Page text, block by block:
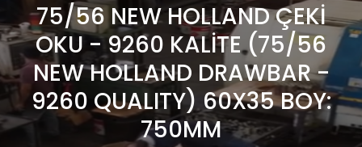
75/56 NEW HOLLAND ÇEKİ
OKU - 9260 KALİTE (75/56
NEW HOLLAND DRAWBAR -
9260 QUALITY) 60X35 BOY:
750MM